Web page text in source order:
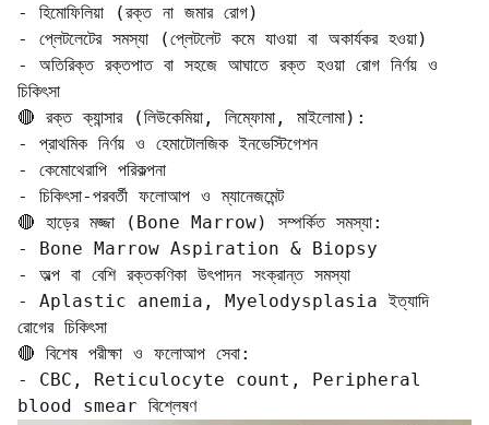
- হিমোফিলিয়া (রক্ত না জমার রোগ)
- প্লেটলেটের সমস্যা (প্লেটলেট কমে যাওয়া বা অকার্যকর হওয়া)
- অতিরিক্ত রক্তপাত বা সহজে আঘাতে রক্ত হওয়া রোগ নির্ণয় ও
চিকিৎসা
🔴 রক্ত ক্যান্সার (লিউকেমিয়া, লিম্ফোমা, মাইলোমা):
- প্রাথমিক নির্ণয় ও হেমাটোলজিক ইনভেস্টিগেশন
- কেমোথেরাপি পরিকল্পনা
- চিকিৎসা-পরবর্তী ফলোআপ ও ম্যানেজমেন্ট
🔴 হাড়ের মজ্জা (Bone Marrow) সম্পর্কিত সমস্যা:
- Bone Marrow Aspiration & Biopsy
- অল্প বা বেশি রক্তকণিকা উৎপাদন সংক্রান্ত সমস্যা
- Aplastic anemia, Myelodysplasia ইত্যাদি
রোগের চিকিৎসা
🔴 বিশেষ পরীক্ষা ও ফলোআপ সেবা:
- CBC, Reticulocyte count, Peripheral
blood smear বিশ্লেষণ